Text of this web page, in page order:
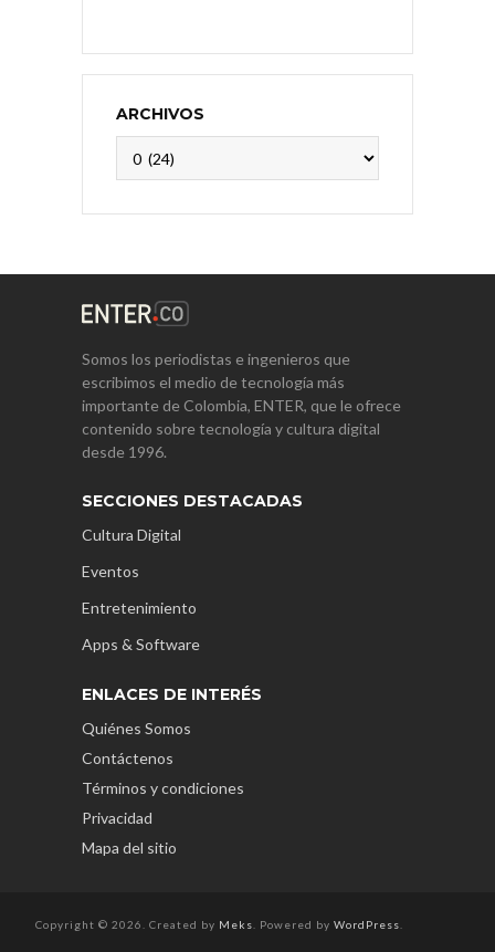
ARCHIVOS
Somos los periodistas e ingenieros que
escribimos el medio de tecnología más
importante de Colombia, ENTER, que le ofrece
contenido sobre tecnología y cultura digital
desde 1996.
SECCIONES DESTACADAS
Cultura Digital
Eventos
Entretenimiento
Apps & Software
ENLACES DE INTERÉS
Quiénes Somos
Contáctenos
Términos y condiciones
Privacidad
Mapa del sitio
Copyright © 2026. Created by Meks . Powered by WordPress